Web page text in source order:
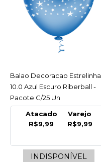
ACESSAR
Balao Decoracao Estrelinha
10.0 Azul Escuro Riberball -
Pacote C/25 Un
Atacado
R$9,99
Varejo
R$9,99
INDISPONÍVEL